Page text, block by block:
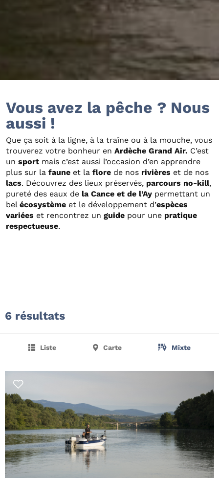
Vous avez la pêche ? Nous
aussi !
Que ça soit à la ligne, à la traîne ou à la mouche, vous
trouverez votre bonheur en Ardèche Grand Air. C’est
un sport mais c’est aussi l’occasion d’en apprendre
plus sur la faune et la flore de nos rivières et de nos
lacs. Découvrez des lieux préservés, parcours no-kill,
pureté des eaux de la Cance et de l’Ay permettant un
bel écosystème et le développement d’espèces
variées et rencontrez un guide pour une pratique
respectueuse.
6 résultats
Liste Carte Mixte